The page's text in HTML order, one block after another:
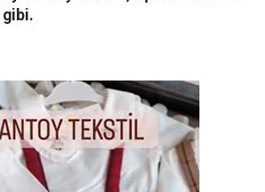
gibi.